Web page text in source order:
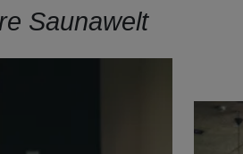
Saunawelt